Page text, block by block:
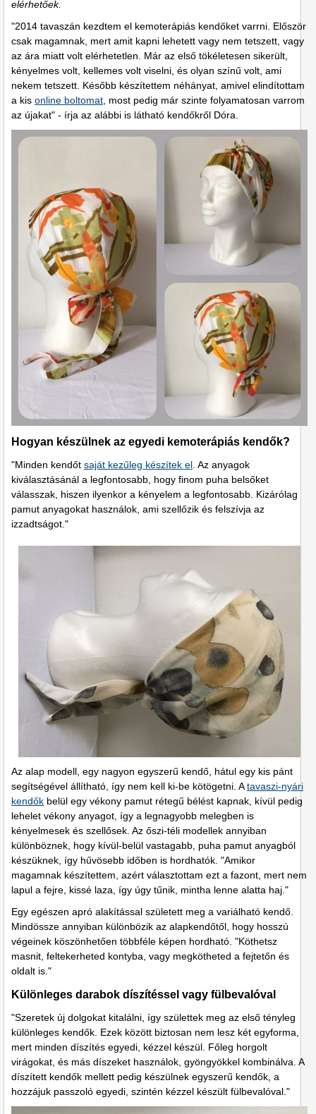
elérhetőek.
"2014 tavaszán kezdtem el kemoterápiás kendőket varrni. Először
csak magamnak, mert amit kapni lehetett vagy nem tetszett, vagy
az ára miatt volt elérhetetlen. Már az első tökéletesen sikerült,
kényelmes volt, kellemes volt viselni, és olyan színű volt, ami
nekem tetszett. Később készítettem néhányat, amivel elindítottam
a kis online boltomat , most pedig már szinte folyamatosan varrom
az újakat" - írja az alábbi is látható kendőkről Dóra.
Hogyan készülnek az egyedi kemoterápiás kendők?
"Minden kendőt saját kezűleg készítek el . Az anyagok
kiválasztásánál a legfontosabb, hogy finom puha belsőket
válasszak, hiszen ilyenkor a kényelem a legfontosabb. Kizárólag
pamut anyagokat használok, ami szellőzik és felszívja az
izzadtságot."
Az alap modell, egy nagyon egyszerű kendő, hátul egy kis pánt
segítségével állítható, így nem kell ki-be kötögetni. Atavaszi-nyári
kendők belül egy vékony pamut rétegű bélést kapnak, kívül pedig
lehelet vékony anyagot, így a legnagyobb melegben is
kényelmesek és szellősek. Az őszi-téli modellek annyiban
különböznek, hogy kívül-belül vastagabb, puha pamut anyagból
készüknek, így hűvösebb időben is hordhatók. "Amikor
magamnak készítettem, azért választottam ezt a fazont, mert nem
lapul a fejre, kissé laza, így úgy tűnik, mintha lenne alatta haj."
Egy egészen apró alakítással született meg a variálható kendő.
Mindössze annyiban különbözik az alapkendőtől, hogy hosszú
végeinek köszönhetően többféle képen hordható. "Köthetsz
masnit, feltekerheted kontyba, vagy megkötheted a fejtetőn és
oldalt is."
Különleges darabok díszítéssel vagy fülbevalóval
"Szeretek új dolgokat kitalálni, így születtek meg az első tényleg
különleges kendők. Ezek között biztosan nem lesz két egyforma,
mert minden díszítés egyedi, kézzel készül. Főleg horgolt
virágokat, és más díszeket használok, gyöngyökkel kombinálva. A
díszített kendők mellett pedig készülnek egyszerű kendők, a
hozzájuk passzoló egyedi, szintén kézzel készült fülbevalóval."